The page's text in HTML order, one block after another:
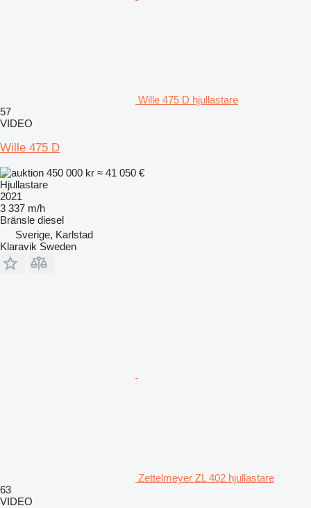
Wille 475 D hjullastare
57
VIDEO
Wille 475 D
450 000 kr ≈ 41 050 €
Hjullastare
2021
3 337 m/h
Bränsle diesel
Sverige, Karlstad
Klaravik Sweden
Zettelmeyer ZL 402 hjullastare
63
VIDEO